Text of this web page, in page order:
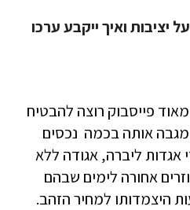
יציבות ואיך ייקבע ערכו
מאוד פייסבוק רוצה להבטיח
מגבה אותה בכמה נכסים
אגדות ליברה, אגודה ללא
אחורה לימים שבהם
היצמדותו למחיר הזהב.